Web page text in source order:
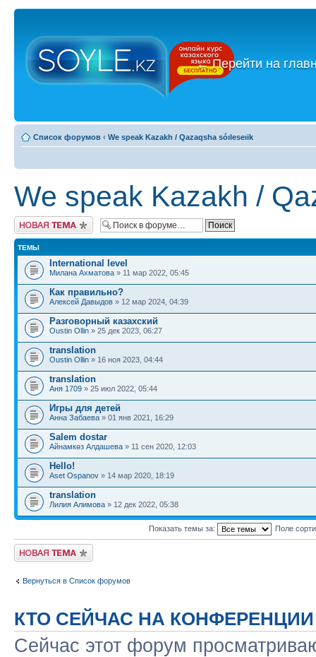
←Перейти на
Список форумов ‹ We speak Kazakh / Qazaqsha sóıleseıik
We speak Kazakh /
Новая тема
ТЕМЫ
International level
Милана Ахматова » 11 мар 2022, 05:45
Как правильно?
Алексей Давыдов » 12 мар 2024, 04:39
Разговорный казахский
Oustin Ollin » 25 дек 2023, 06:27
translation
Oustin Ollin » 16 ноя 2023, 04:44
translation
Аня 1709 » 25 июл 2022, 05:44
Игры для детей
Анна Забаева » 01 янв 2021, 16:29
Salem dostar
Айнамкөз Алдашева » 11 сен 2020, 12:03
Hello!
Aset Ospanov » 14 мар 2020, 18:19
translation
Лилия Алимова » 12 дек 2022, 05:38
Показать темы за: Поле
Новая тема
Вернуться в Список форумов
КТО СЕЙЧАС НА КОНФЕРЕНЦИИ
Сейчас этот форум